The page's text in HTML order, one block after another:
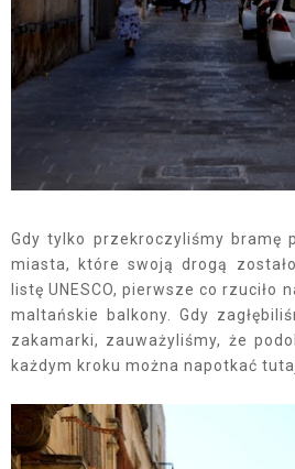
Gdy tylko przekroczyliśmy bramę
miasta, które swoją drogą
listę UNESCO, pierwsze co rzuciło
maltańskie balkony. Gdy
zakamarki, zauważyliśmy, że
każdym kroku można napotkać